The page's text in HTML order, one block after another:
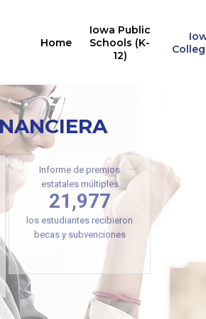
Home
Iowa Public
Schools (K-
12)
Informe de premios
estatales múltiples
21,977
los estudiantes recibieron